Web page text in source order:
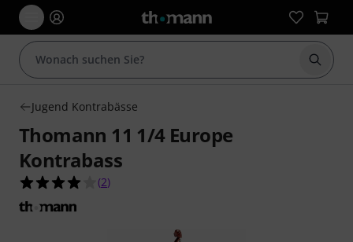
Suche
Jugend Kontrabässe
Thomann 11 1/4 Europe
Kontrabass
4.0 von 5 Sternen aus 2 Kundenbewertungen
(2)